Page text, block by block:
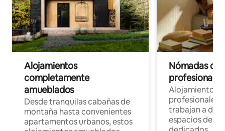
Alojamientos
completamente
amueblados
Desde tranquilas cabañas de
montaña hasta convenientes
apartamentos urbanos, estos
Nómadas
Alojamientos
profesionales
trabajan a
espacios de